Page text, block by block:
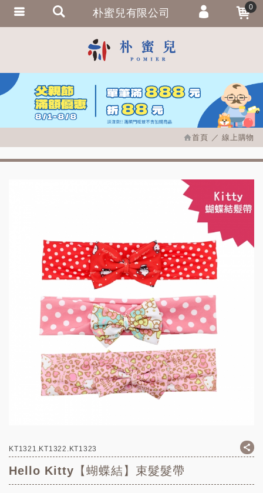
首頁 線上購物
KT1321.KT1322.KT1323
Hello Kitty【蝴蝶結】束髮髮帶
朴蜜兒有限公司 0
會員登入
會員註冊
忘記密碼
訂單查詢
匯款通知
繁體中文